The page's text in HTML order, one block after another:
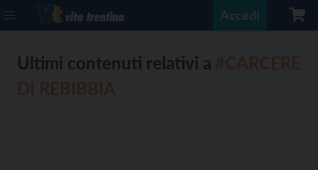
Accedi
Ultimi contenuti relativi a